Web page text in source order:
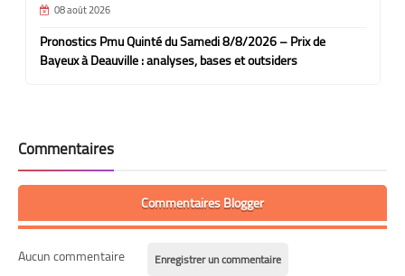
08 août 2026
Pronostics Pmu Quinté du Samedi 8/8/2026 – Prix de
Bayeux à Deauville : analyses, bases et outsiders
Commentaires
Commentaires Blogger
Aucun commentaire Enregistrer un commentaire